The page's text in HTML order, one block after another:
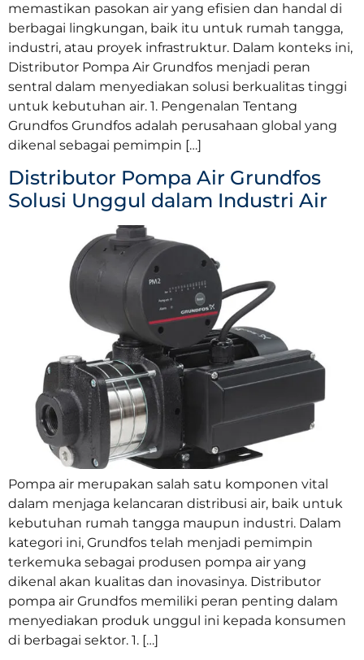
memastikan pasokan air yang efisien dan handal di
berbagai lingkungan, baik itu untuk rumah tangga,
industri, atau proyek infrastruktur. Dalam konteks ini,
Distributor Pompa Air Grundfos menjadi peran
sentral dalam menyediakan solusi berkualitas tinggi
untuk kebutuhan air. 1. Pengenalan Tentang
Grundfos Grundfos adalah perusahaan global yang
dikenal sebagai pemimpin […]
Distributor Pompa Air Grundfos
Solusi Unggul dalam Industri Air
Pompa air merupakan salah satu komponen vital
dalam menjaga kelancaran distribusi air, baik untuk
kebutuhan rumah tangga maupun industri. Dalam
kategori ini, Grundfos telah menjadi pemimpin
terkemuka sebagai produsen pompa air yang
dikenal akan kualitas dan inovasinya. Distributor
pompa air Grundfos memiliki peran penting dalam
menyediakan produk unggul ini kepada konsumen
di berbagai sektor. 1. […]